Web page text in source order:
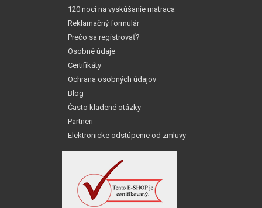
120 nocí na vyskúšanie matraca
Reklamačný formulár
Prečo sa registrovať?
Osobné údaje
Certifikáty
Ochrana osobných údajov
Blog
Často kladené otázky
Partneri
Elektronicke odstúpenie od zmluvy